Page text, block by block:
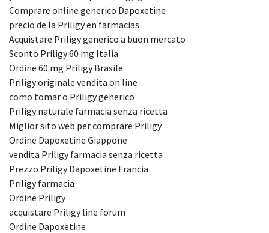
Comprare online generico Dapoxetine
precio de la Priligy en farmacias
Acquistare Priligy generico a buon mercato
Sconto Priligy 60 mg Italia
Ordine 60 mg Priligy Brasile
Priligy originale vendita on line
como tomar o Priligy generico
Priligy naturale farmacia senza ricetta
Miglior sito web per comprare Priligy
Ordine Dapoxetine Giappone
vendita Priligy farmacia senza ricetta
Prezzo Priligy Dapoxetine Francia
Priligy farmacia
Ordine Priligy
acquistare Priligy line forum
Ordine Dapoxetine